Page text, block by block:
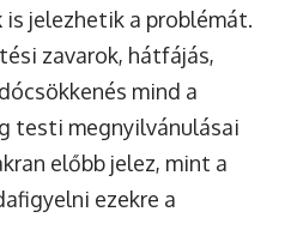
is jelezhetik a problémát.
zavarok, hátfájás,
mind a
testi megnyilvánulásai
előbb jelez, mint a
ezekre a